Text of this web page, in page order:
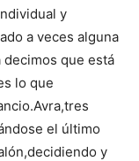
y
a veces alguna
decimos que está
lo que
el último
y